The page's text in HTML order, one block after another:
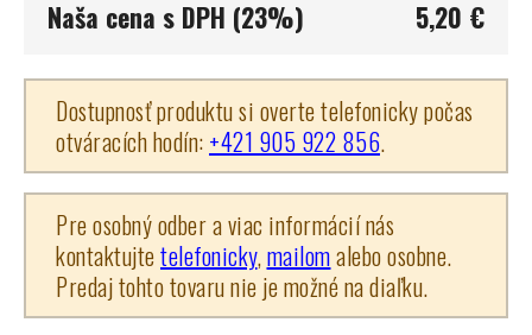
Naša cena s DPH (23%)
5,20 €
Dostupnosť produktu si overte telefonicky počas
otváracích hodín: +421 905 922 856.
Pre osobný odber a viac informácií nás
kontaktujtetelefonicky,mailomalebo osobne.
Predaj tohto tovaru nie je možné na diaľku.